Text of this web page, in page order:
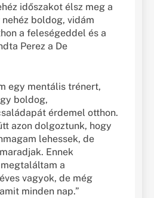
időszakot élsz meg a
boldog, vidám
a feleségeddel és a
Perez a De
egy mentális trénert,
boldog,
érdemel otthon.
azon dolgoztunk, hogy
lehessek, de
Ennek
a
vagyok, de még
minden nap.”